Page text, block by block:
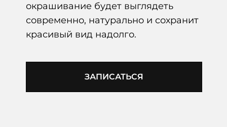
окрашивание будет выглядеть
современно, натурально и сохранит
красивый вид надолго.
ЗАПИСАТЬСЯ